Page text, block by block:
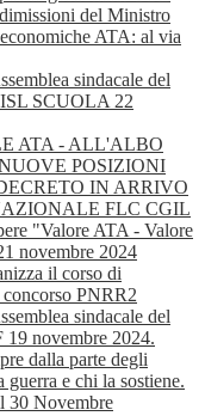
del Ministro
ATA: al via
sindacale del
SCUOLA 22
ATA - ALL'ALBO
POSIZIONI
IN ARRIVO
FLC CGIL
"Valore ATA - Valore
novembre 2024
il corso di
PNRR2
sindacale del
19 novembre 2024.
dalla parte degli
guerra e chi la sostiene.
30 Novembre